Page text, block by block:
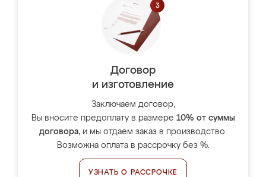
Договор
и изготовление
Заключаем договор,
Вы вносите предоплату в размере 10% от суммы
договора, и мы отдаём заказ в производство.
Возможна оплата в рассрочку без %.
УЗНАТЬ О РАССРОЧКЕ